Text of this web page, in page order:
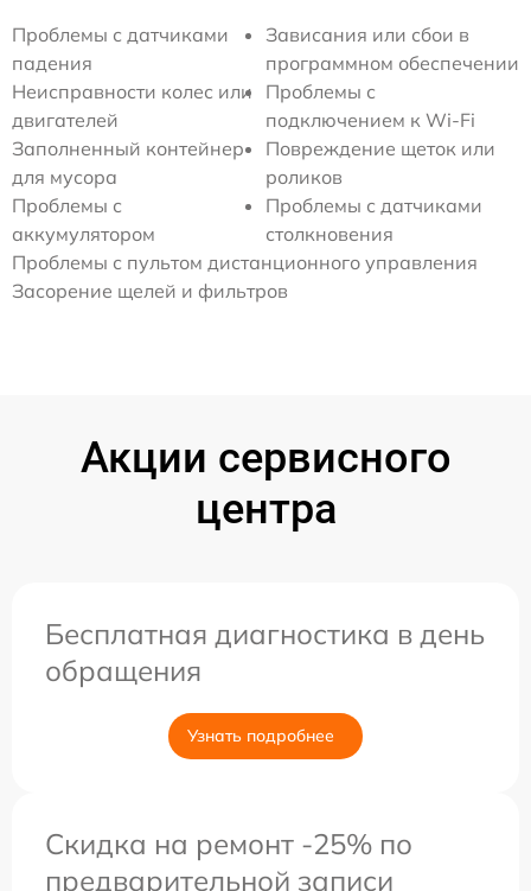
Проблемы с датчиками
падения
Неисправности колес или
двигателей
Заполненный контейнер
для мусора
Проблемы с
аккумулятором
Зависания или сбои в
программном обеспечении
Проблемы с
подключением к Wi-Fi
Повреждение щеток или
роликов
Проблемы с датчиками
столкновения
Проблемы с пультом дистанционного управления
Засорение щелей и фильтров
Акции сервисного
центра
Бесплатная диагностика в день
обращения
Узнать подробнее
Скидка на ремонт -25% по
предварительной записи